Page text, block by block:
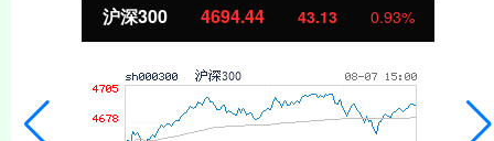
沪深300 4694.44 43.13 0.93%